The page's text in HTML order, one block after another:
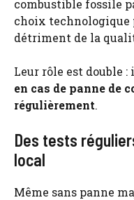
combustible fossile
choix
détriment de la
Leur rôle est double
en cas de panne de
régulièrement.
Des tests
local
Même sans panne